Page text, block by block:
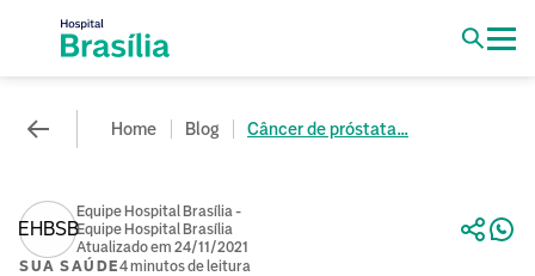
Home Blog Câncer de próstata...
EHBSB
Equipe Hospital Brasília -
Equipe Hospital Brasília
Atualizado em 24/11/2021
SUA SAÚDE4 minutos de leitura